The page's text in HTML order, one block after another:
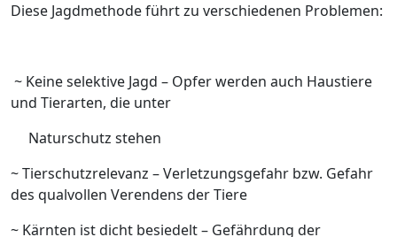
Diese Jagdmethode führt zu verschiedenen Problemen:
~ Keine selektive Jagd – Opfer werden auch Haustiere
und Tierarten, die unter
Naturschutz stehen
~ Tierschutzrelevanz – Verletzungsgefahr bzw. Gefahr
des qualvollen Verendens der Tiere
~ Kärnten ist dicht besiedelt – Gefährdung der